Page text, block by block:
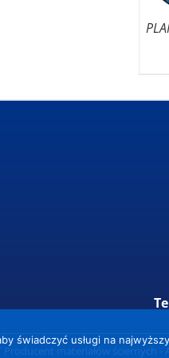
Producent materiałów ściernych
świadczyć usługi na